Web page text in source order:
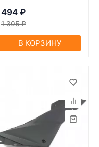
494 ₽
1 305 ₽
В КОРЗИНУ